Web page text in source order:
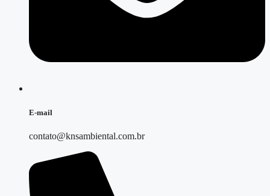
E-mail
contato@knsambiental.com.br